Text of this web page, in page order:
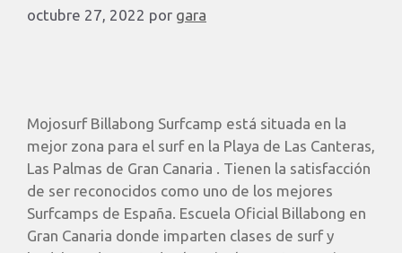
octubre 27, 2022 por gara
Mojosurf Billabong Surfcamp está situada en la
mejor zona para el surf en la Playa de Las Canteras,
Las Palmas de Gran Canaria . Tienen la satisfacción
de ser reconocidos como uno de los mejores
Surfcamps de España. Escuela Oficial Billabong en
Gran Canaria donde imparten clases de surf y